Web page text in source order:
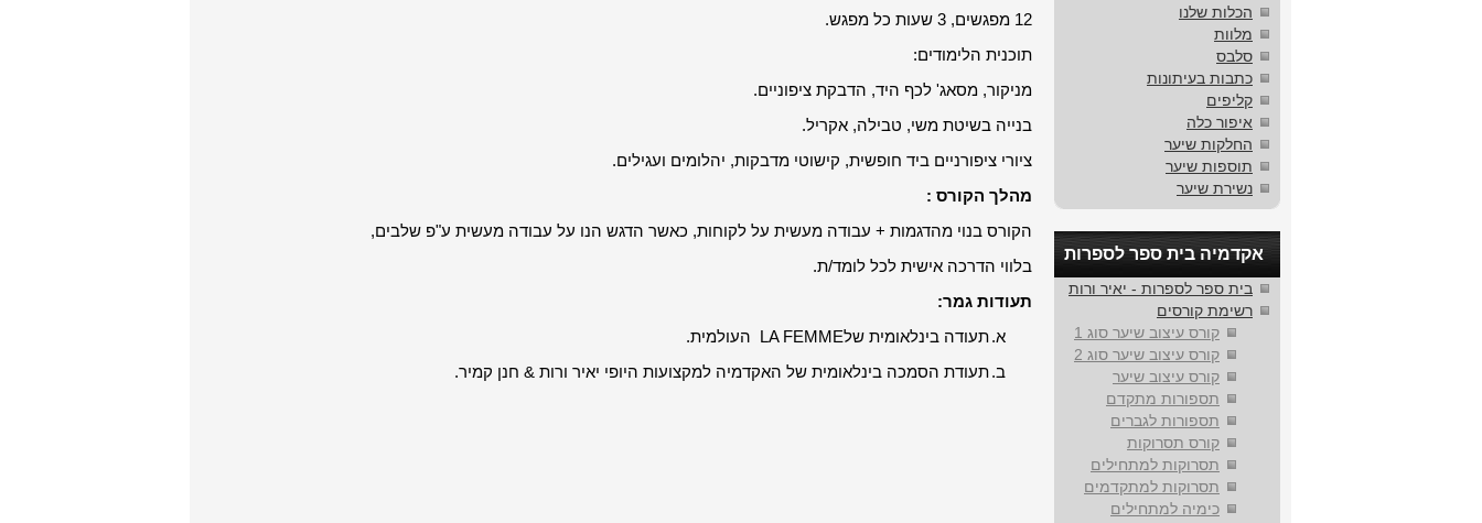
הכלות שלנו
מלוות
סלבס
כתבות בעיתונות
קליפים
איפור כלה
החלקות שיער
תוספות שיער
נשירת שיער
אקדמיה בית ספר לספרות
בית ספר לספרות - יאיר ורות
רשימת קורסים
קורס עיצוב שיער סוג 1
קורס עיצוב שיער סוג 2
קורס עיצוב שיער
תספורות מתקדם
תספורות לגברים
קורס תסרוקות
תסרוקות למתחילים
תסרוקות למתקדמים
כימיה למתחילים
12 מפגשים, 3 שעות כל מפגש.
תוכנית הלימודים:
מניקור, מסאג' לכף היד, הדבקת ציפוניים.
בנייה בשיטת משי, טבילה, אקריל.
ציורי ציפורניים ביד חופשית, קישוטי מדבקות, יהלומים ועגילים.
מהלך הקורס :
הקורס בנוי מהדגמות + עבודה מעשית על לקוחות, כאשר הדגש הנו על עבודה מעשית ע"פ שלבים,
בלווי הדרכה אישית לכל לומד/ת.
תעודות גמר:
א.תעודה בינלאומית שלLA FEMME העולמית.
ב.תעודת הסמכה בינלאומית של האקדמיה למקצועות היופי יאיר ורות & חנן קמיר.